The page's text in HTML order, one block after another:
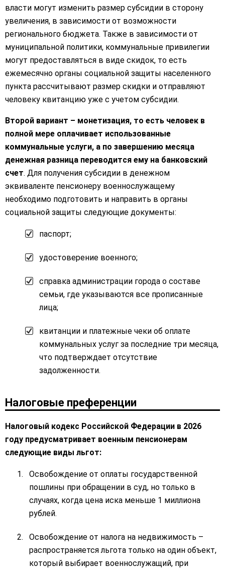
власти могут изменить размер субсидии в сторону
увеличения, в зависимости от возможности
регионального бюджета. Также в зависимости от
муниципальной политики, коммунальные привилегии
могут предоставляться в виде скидок, то есть
ежемесячно органы социальной защиты населенного
пункта рассчитывают размер скидки и отправляют
человеку квитанцию уже с учетом субсидии.
Второй вариант – монетизация, то есть человек в
полной мере оплачивает использованные
коммунальные услуги, а по завершению месяца
денежная разница переводится ему на банковский
счет. Для получения субсидии в денежном
эквиваленте пенсионеру военнослужащему
необходимо подготовить и направить в органы
социальной защиты следующие документы:
паспорт;
удостоверение военного;
справка администрации города о составе
семьи, где указываются все прописанные
лица;
квитанции и платежные чеки об оплате
коммунальных услуг за последние три месяца,
что подтверждает отсутствие
задолженности.
Налоговые преференции
Налоговый кодекс Российской Федерации в 2026
году предусматривает военным пенсионерам
следующие виды льгот:
Освобождение от оплаты государственной
пошлины при обращении в суд, но только в
случаях, когда цена иска меньше 1 миллиона
рублей.
Освобождение от налога на недвижимость –
распространяется льгота только на один объект,
который выбирает военнослужащий, при